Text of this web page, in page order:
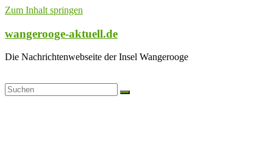
Zum Inhalt springen
wangerooge-aktuell.de
Die Nachrichtenwebseite der Insel Wangerooge